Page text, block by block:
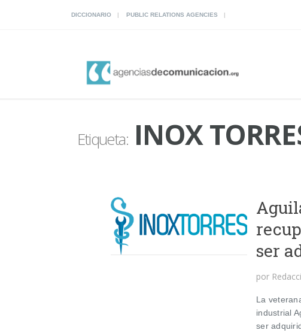
DICCIONARIO PUBLIC RELATIONS AGENCIES
Etiqueta:INOX
ser
por
La
industrial
ser